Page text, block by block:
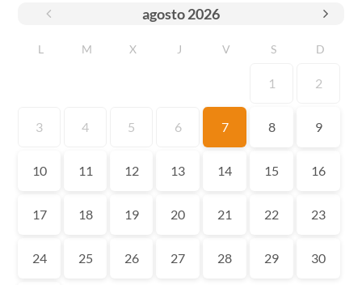
agosto2026
L M X J V S D
1 2
3 4 5 6 7 8 9
10 11 12 13 14 15 16
17 18 19 20 21 22 23
24 25 26 27 28 29 30